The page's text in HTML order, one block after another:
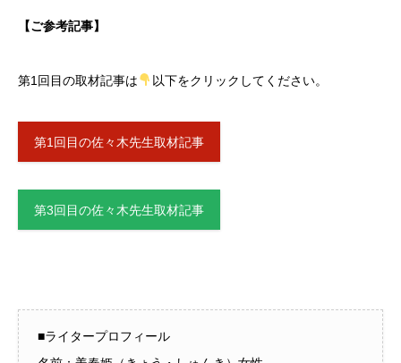
【ご参考記事】
第1回目の取材記事は 以下をクリックしてください。
第1回目の佐々木先生取材記事
第3回目の佐々木先生取材記事
■ライタープロフィール